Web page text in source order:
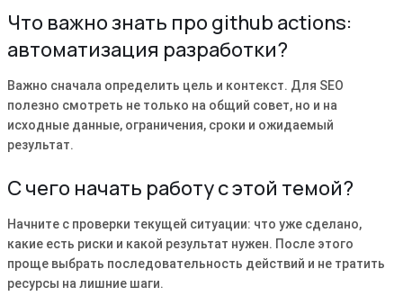
Что важно знать про github actions:
автоматизация разработки?
Важно сначала определить цель и контекст. Для SEO
полезно смотреть не только на общий совет, но и на
исходные данные, ограничения, сроки и ожидаемый
результат.
С чего начать работу с этой темой?
Начните с проверки текущей ситуации: что уже сделано,
какие есть риски и какой результат нужен. После этого
проще выбрать последовательность действий и не тратить
ресурсы на лишние шаги.